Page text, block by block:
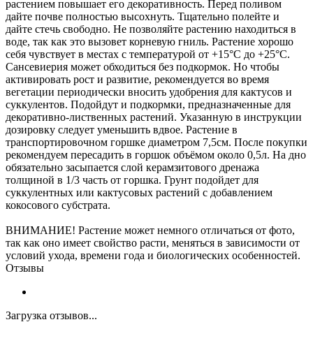
растением повышает его декоративность. Перед поливом
дайте почве полностью высохнуть. Тщательно полейте и
дайте стечь свободно. Не позволяйте растению находиться в
воде, так как это вызовет корневую гниль. Растение хорошо
себя чувствует в местах с температурой от +15°C до +25°C.
Сансевиерия может обходиться без подкормок. Но чтобы
активировать рост и развитие, рекомендуется во время
вегетации периодически вносить удобрения для кактусов и
суккулентов. Подойдут и подкормки, предназначенные для
декоративно-лиственных растений. Указанную в инструкции
дозировку следует уменьшить вдвое. Растение в
транспортировочном горшке диаметром 7,5см. После покупки
рекомендуем пересадить в горшок объёмом около 0,5л. На дно
обязательно засыпается слой керамзитового дренажа
толщиной в 1/3 часть от горшка. Грунт подойдет для
суккулентных или кактусовых растений с добавлением
кокосового субстрата.
ВНИМАНИЕ! Растение может немного отличаться от фото,
так как оно имеет свойство расти, меняться в зависимости от
условий ухода, времени года и биологических особенностей.
Отзывы
Загрузка отзывов...